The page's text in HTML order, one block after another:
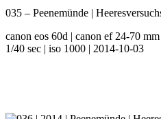
035 – Peenemünde |
canon eos 60d | canon ef 24-70
1/40 sec | iso 1000 | 2014-10-03